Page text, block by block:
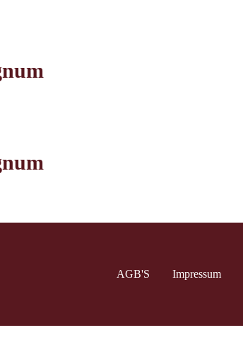
AGB'S Impressum